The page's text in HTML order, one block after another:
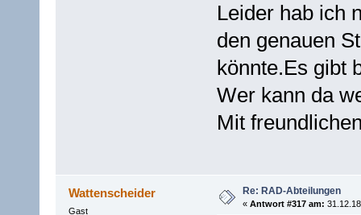
Leider hab ich
den genauen
könnte.Es gibt
Wer kann da
Mit
Wattenscheider
Gast
Re: RAD-Abteilungen
« Antwort #317 am: